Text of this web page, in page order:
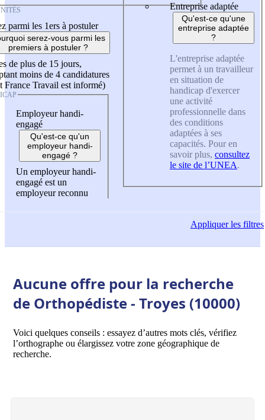
parmi les 1ers à postuler
serez-vous parmi les
premiers à postuler ?
de plus de 15 jours,
moins de 4 candidatures
France Travail est informé)
Employeur handi-
engagé
Qu'est-ce qu'un
employeur handi-
engagé ?
Un employeur handi-
engagé est un
employeur reconnu
Entreprise adaptée
Qu'est-ce qu'une
entreprise adaptée
?
L'entreprise adaptée
permet à un travailleur
en situation de
handicap d'exercer
une activité
professionnelle dans
des conditions
adaptées à ses
capacités. Pour en
savoir plus, consultez
le site de l’UNEA.
Appliquerles filtres
Aucune offre pour la recherche
de Orthopédiste - Troyes (10000)
Voici quelques conseils : essayez d’autres mots clés, vérifiez
l’orthographe ou élargissez votre zone géographique de
recherche.